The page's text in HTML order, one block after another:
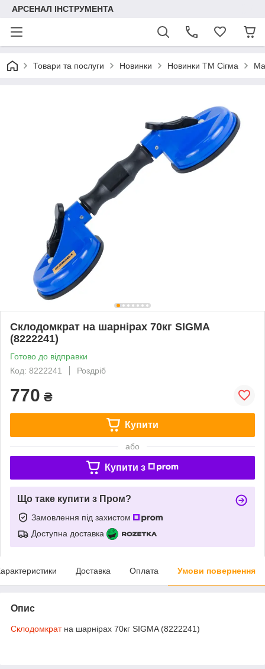
АРСЕНАЛ ІНСТРУМЕНТА
Товари та послуги Новинки Новинки ТМ Сігма
Склодомкрат на шарнірах 70кг SIGMA
(8222241)
Готово до відправки
Код: 8222241
Роздріб
770 ₴
Купити
або
Купити з
Що таке купити з Пром?
Замовлення під захистом
Доступна доставка
Доставка Оплата Умови повернення
Опис
Склодомкратна шарнірах 70кг SIGMA (8222241)